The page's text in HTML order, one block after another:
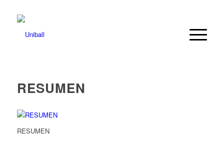
RESUMEN
RESUMEN